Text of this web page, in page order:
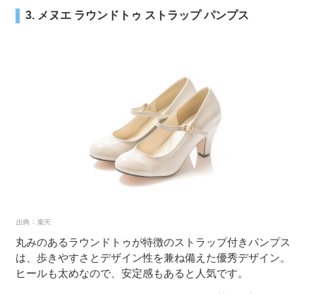
3. メヌエ ラウンドトゥ ストラップ パンプス
丸みのあるラウンドトゥが特徴のストラップ付きパンプス
は、歩きやすさとデザイン性を兼ね備えた優秀デザイン。
ヒールも太めなので、安定感もあると人気です。